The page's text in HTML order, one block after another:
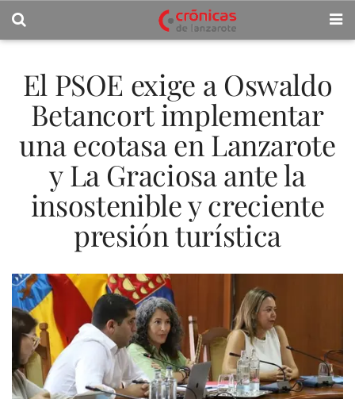
El PSOE exige a Oswaldo
Betancort implementar
una ecotasa en Lanzarote
y La Graciosa ante la
insostenible y creciente
presión turística